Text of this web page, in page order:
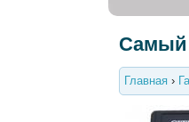
Самый
Главная ›